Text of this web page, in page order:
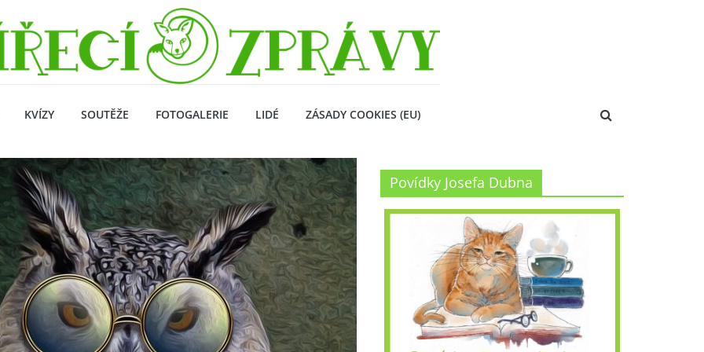
KVÍZY SOUTĚŽE FOTOGALERIE LIDÉ ZÁSADY COOKIES (EU)
Povídky Josefa Dubna